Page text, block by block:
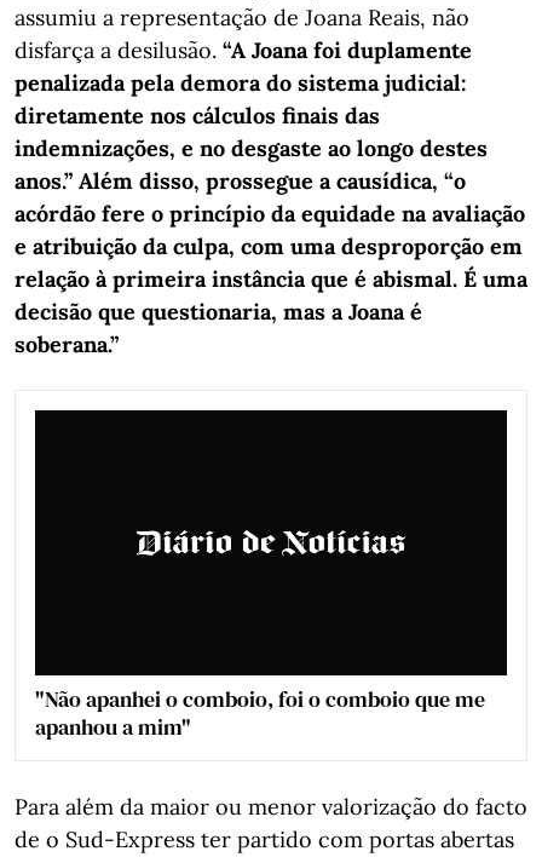
assumiu a representação de Joana Reais, não
disfarça a desilusão. “A Joana foi duplamente
penalizada pela demora do sistema judicial:
diretamente nos cálculos finais das
indemnizações, e no desgaste ao longo destes
anos.” Além disso, prossegue a causídica, “o
acórdão fere o princípio da equidade na avaliação
e atribuição da culpa, com uma desproporção em
relação à primeira instância que é abismal. É uma
decisão que questionaria, mas a Joana é
soberana.”
"Não apanhei o comboio, foi o comboio que me
apanhou a mim"
Para além da maior ou menor valorização do facto
de o Sud-Express ter partido com portas abertas